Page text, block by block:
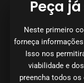
Peça
Neste primeiro
forneça
Isso nos
viabilidade e
preencha todos